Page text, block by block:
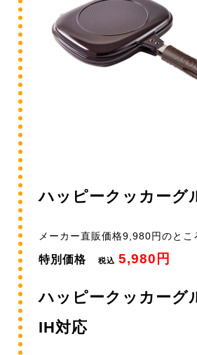
ハッピークッカーグ
メーカー直販価格9,980円のとこ
特別価格 税込 5,980円
ハッピークッカーグ
IH対応